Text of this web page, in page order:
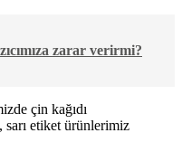
zarar verirmi?
çin kağıdı
sarı etiket ürünlerimiz